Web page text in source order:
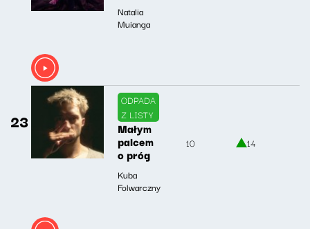
Natalia
Muianga
23
ODPADA
Z LISTY
Małym
palcem
o próg
Kuba
Folwarczny
10 14